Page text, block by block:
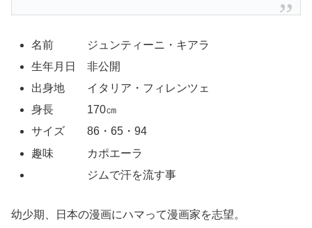
名前 ジュンティーニ・キアラ
生年月日 非公開
出身地 イタリア・フィレンツェ
身長 170㎝
サイズ 86・65・94
趣味 カポエーラ
ジムで汗を流す事
幼少期、日本の漫画にハマって漫画家を志望。